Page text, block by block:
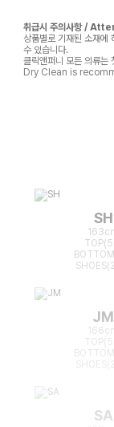
취급시 주의사항 /
상품별로 기재된 소재에
수 있습니다.
클릭앤퍼니 모든 의류는
Dry Clean is
SH
JM
SA